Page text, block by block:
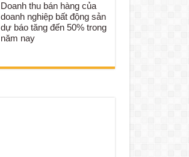
Doanh thu bán hàng của
doanh nghiệp bất động sản
dự báo tăng đến 50% trong
năm nay